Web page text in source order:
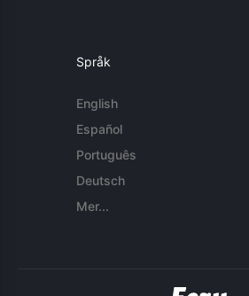
Språk
English
Español
Português
Deutsch
Mer...